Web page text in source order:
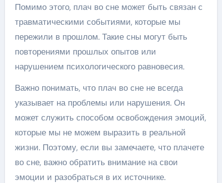
Помимо этого, плач во сне может быть связан с
травматическими событиями, которые мы
пережили в прошлом. Такие сны могут быть
повторениями прошлых опытов или
нарушением психологического равновесия.
Важно понимать, что плач во сне не всегда
указывает на проблемы или нарушения. Он
может служить способом освобождения эмоций,
которые мы не можем выразить в реальной
жизни. Поэтому, если вы замечаете, что плачете
во сне, важно обратить внимание на свои
эмоции и разобраться в их источнике.